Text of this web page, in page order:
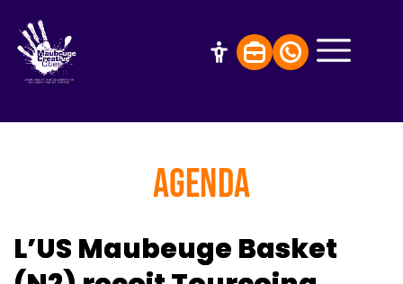
AGENDA
L’US Maubeuge Basket